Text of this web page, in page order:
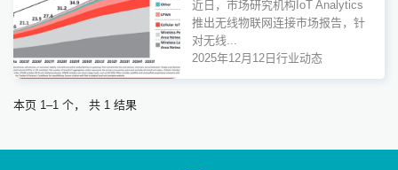
近日，市场研究机构IoT Analytics
推出无线物联网连接市场报告，针
对无线...
2025年12月12日行业动态
本页 1–1 个， 共 1 结果